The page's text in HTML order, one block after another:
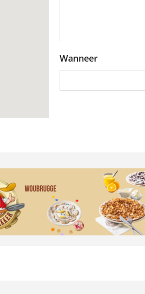
Wanneer